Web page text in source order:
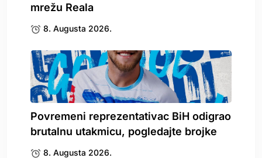
mrežu Reala
8. Augusta 2026.
Povremeni reprezentativac BiH odigrao
brutalnu utakmicu, pogledajte brojke
8. Augusta 2026.